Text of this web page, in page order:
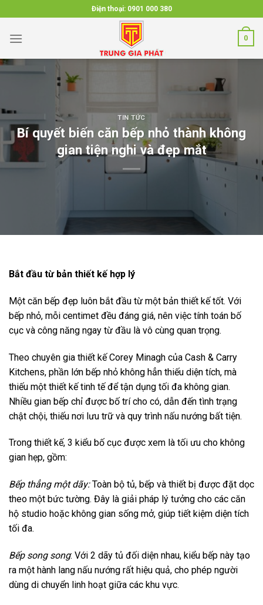
to
content
Điện thoại: 0901 000 380
0
TIN TỨC
Bí quyết biến căn bếp nhỏ thành không
gian tiện nghi và đẹp mắt
Bắt đầu từ bản thiết kế hợp lý
Một căn bếp đẹp luôn bắt đầu từ một bản thiết kế tốt. Với
bếp nhỏ, mỗi centimet đều đáng giá, nên việc tính toán bố
cục và công năng ngay từ đầu là vô cùng quan trọng.
Theo chuyên gia thiết kế Corey Minagh của Cash & Carry
Kitchens, phần lớn bếp nhỏ không hẳn thiếu diện tích, mà
thiếu một thiết kế tinh tế để tận dụng tối đa không gian.
Nhiều gian bếp chỉ được bố trí cho có, dẫn đến tình trạng
chật chội, thiếu nơi lưu trữ và quy trình nấu nướng bất tiện.
Trong thiết kế, 3 kiểu bố cục được xem là tối ưu cho không
gian hẹp, gồm:
Bếp thẳng một dãy:Toàn bộ tủ, bếp và thiết bị được đặt dọc
theo một bức tường. Đây là giải pháp lý tưởng cho các căn
hộ studio hoặc không gian sống mở, giúp tiết kiệm diện tích
tối đa.
Bếp song song: Với 2 dãy tủ đối diện nhau, kiểu bếp này tạo
ra một hành lang nấu nướng rất hiệu quả, cho phép người
dùng di chuyển linh hoạt giữa các khu vực.